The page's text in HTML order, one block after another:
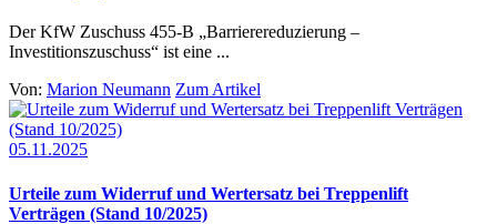
Der KfW Zuschuss 455-B „Barrierereduzierung –
Investitionszuschuss“ ist eine ...
Von: Marion Neumann Zum Artikel
05.11.2025
Urteile zum Widerruf und Wertersatz bei Treppenlift
Verträgen (Stand 10/2025)